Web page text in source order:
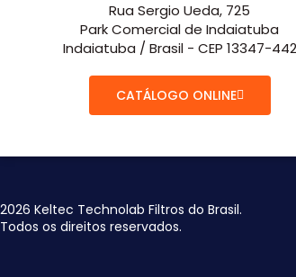
Rua Sergio Ueda, 725
Park Comercial de Indaiatuba
Indaiatuba / Brasil - CEP 13347-442
CATÁLOGO ONLINE
2026 Keltec Technolab Filtros do Brasil.
Todos os direitos reservados.